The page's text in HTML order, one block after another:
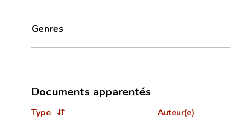
Genres
Documents apparentés
Type Auteur(e)